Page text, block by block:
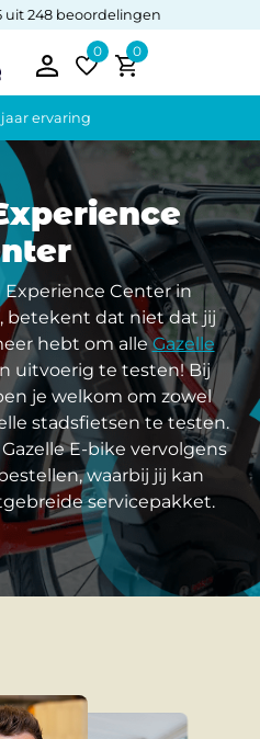
uit 248 beoordelingen
0 0
jaar ervaring
Center in
betekent dat niet dat jij
hebt om alleGazelle
uitvoerig te testen! Bij
je welkom om zowel
stadsfietsen te testen.
E-bike vervolgens
waarbij jij kan
servicepakket.